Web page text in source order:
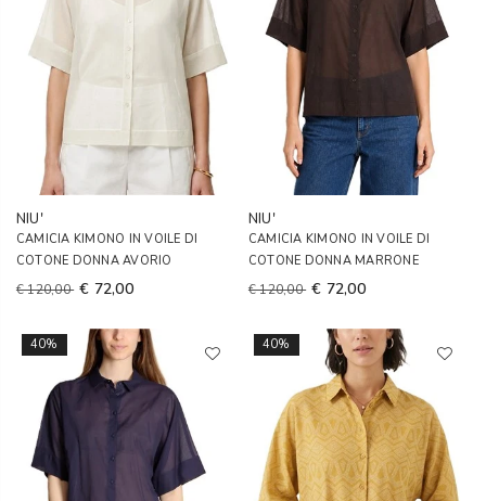
NIU'
CAMICIA KIMONO IN VOILE DI
COTONE DONNA AVORIO
€ 120,00 € 72,00
NIU'
CAMICIA KIMONO IN VOILE DI
COTONE DONNA MARRONE
€ 120,00 € 72,00
40% 40%